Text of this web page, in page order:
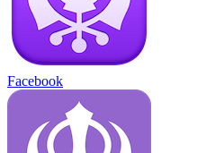
Facebook